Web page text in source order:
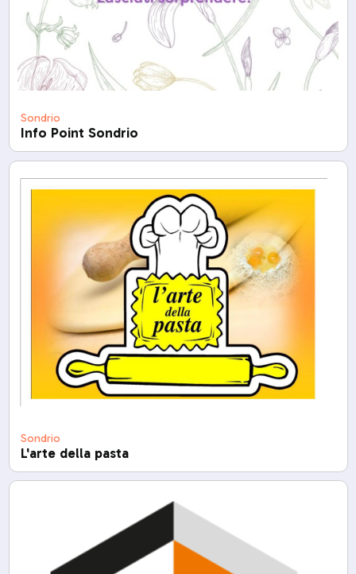
Sondrio
Info Point Sondrio
Sondrio
L'arte della pasta